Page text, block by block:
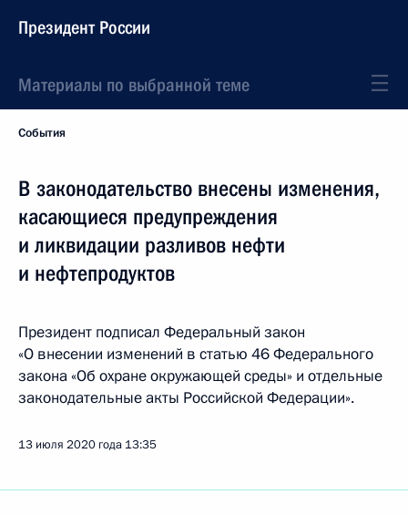
Президент России
Материалы по выбранной теме
События
В законодательство внесены изменения,
касающиеся предупреждения
и ликвидации разливов нефти
и нефтепродуктов
Президент подписал Федеральный закон
«О внесении изменений в статью 46 Федерального
закона «Об охране окружающей среды» и отдельные
законодательные акты Российской Федерации».
13 июля 2020 года 13:35